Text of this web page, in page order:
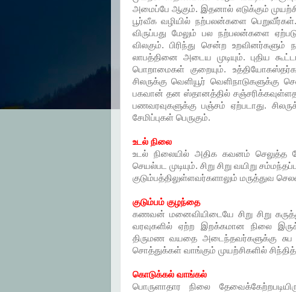
அமைப்பே ஆகும். இதனால் எடுக்கும்
பூர்வீக வழியில் நற்பலன்களை
விருப்பது மேலும் பல நற்பலன்களை
விலகும். பிரிந்து சென்ற உறவினர்களும்
லாபத்தினை அடைய முடியும். புதிய
பொறாமைகள் குறையும்.
சிலருக்கு வெளியூர் வெளிநாடுகளுக்கு
பகவான் தன ஸ்தானத்தில்
பணவரவுகளுக்கு பஞ்சம் ஏற்படாது.
சேமிப்புகள் பெருகும்.
உடல் நிலை
உடல் நிலையில் அதிக கவனம் செலுத்த
செயல்பட முடியும். சிறு சிறு வயிறு
குடும்பத்திலுள்ளவர்களாலும் மருத்துவ
குடும்பம் குழந்தை
கணவன் மனைவியிடையே சிறு சிறு
வரவுகளில் ஏற்ற இறக்கமான நிலை
திருமண வயதை அடைந்தவர்களுக்கு
சொத்துக்கள் வாங்கும் முயற்சிகளில்
கொடுக்கல் வாங்கல்
பொருளாதார நிலை